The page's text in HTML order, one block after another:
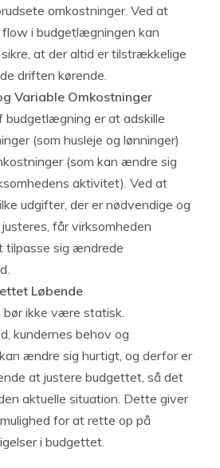
omkostninger. Ved at
flow i budgetlægningen kan
at der altid er tilstrækkelige
driften kørende.
Variable Omkostninger
budgetlægning er at adskille
(som husleje og lønninger)
(som kan ændre sig
aktivitet). Ved at
udgifter, der er nødvendige og
får virksomheden
tilpasse sig ændrede
Løbende
bør ikke være statisk.
kundernes behov og
ændre sig hurtigt, og derfor er
at justere budgettet, så det
aktuelle situation. Dette giver
for at rette op på
i budgettet.